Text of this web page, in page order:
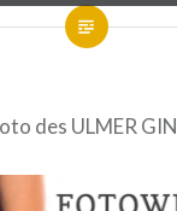
des ULMER